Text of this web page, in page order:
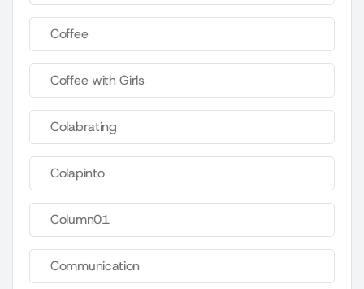
Coffee
Coffee with Girls
Colabrating
Colapinto
Column01
Communication